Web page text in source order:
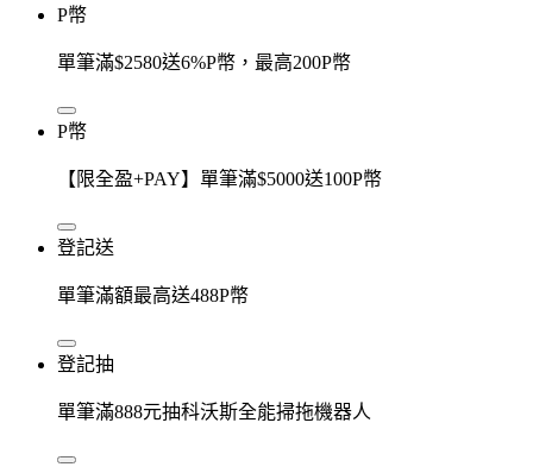
P幣
單筆滿$2580送6%P幣，最高200P幣
P幣
【限全盈+PAY】單筆滿$5000送100P幣
登記送
單筆滿額最高送488P幣
登記抽
單筆滿888元抽科沃斯全能掃拖機器人